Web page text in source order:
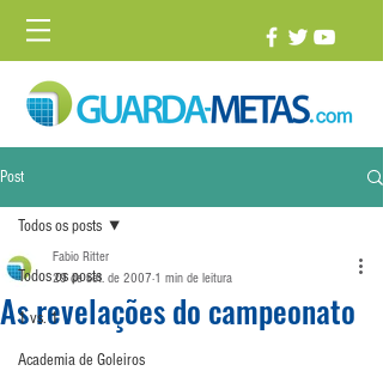
Post
Todos os posts
1 vs. 1
Academia de Goleiros
Todos os posts
As revelações do campeonato
Fabio Ritter
29 de set. de 2007 1 min de leitura